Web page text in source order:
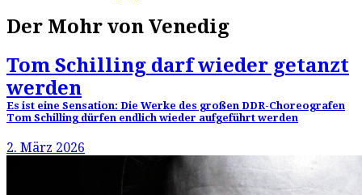
Der Mohr von Venedig
Tom Schilling darf wieder getanzt
werden
Es ist eine Sensation: Die Werke des großen DDR-Choreografen
Tom Schilling dürfen endlich wieder aufgeführt werden
2. März 2026